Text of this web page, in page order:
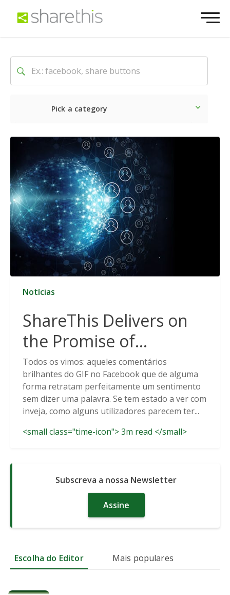
Pick a category
O mais recente Social
Notícias
ShareThis Delivers on
the Promise of
Cookieless Data
Solutions
Todos os vimos: aqueles comentários
brilhantes do GIF no Facebook que de alguma
forma retratam perfeitamente um sentimento
sem dizer uma palavra. Se tem estado a ver com
inveja, como alguns utilizadores parecem ter...
<small class="time-icon"> 3m read </small>
Subscreva a nossa Newsletter
Assine
Escolha do Editor Mais populares